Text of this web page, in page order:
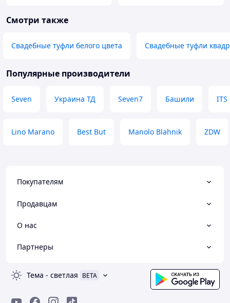
Смотри также
Свадебные туфли белого цвета Свадебные туфли
Популярные производители
Seven Украина ТД Seven7 Башили ITS
Lino Marano Best But Manolo Blahnik ZDW
Покупателям
Продавцам
О нас
Партнеры
Тема - светлая BETA